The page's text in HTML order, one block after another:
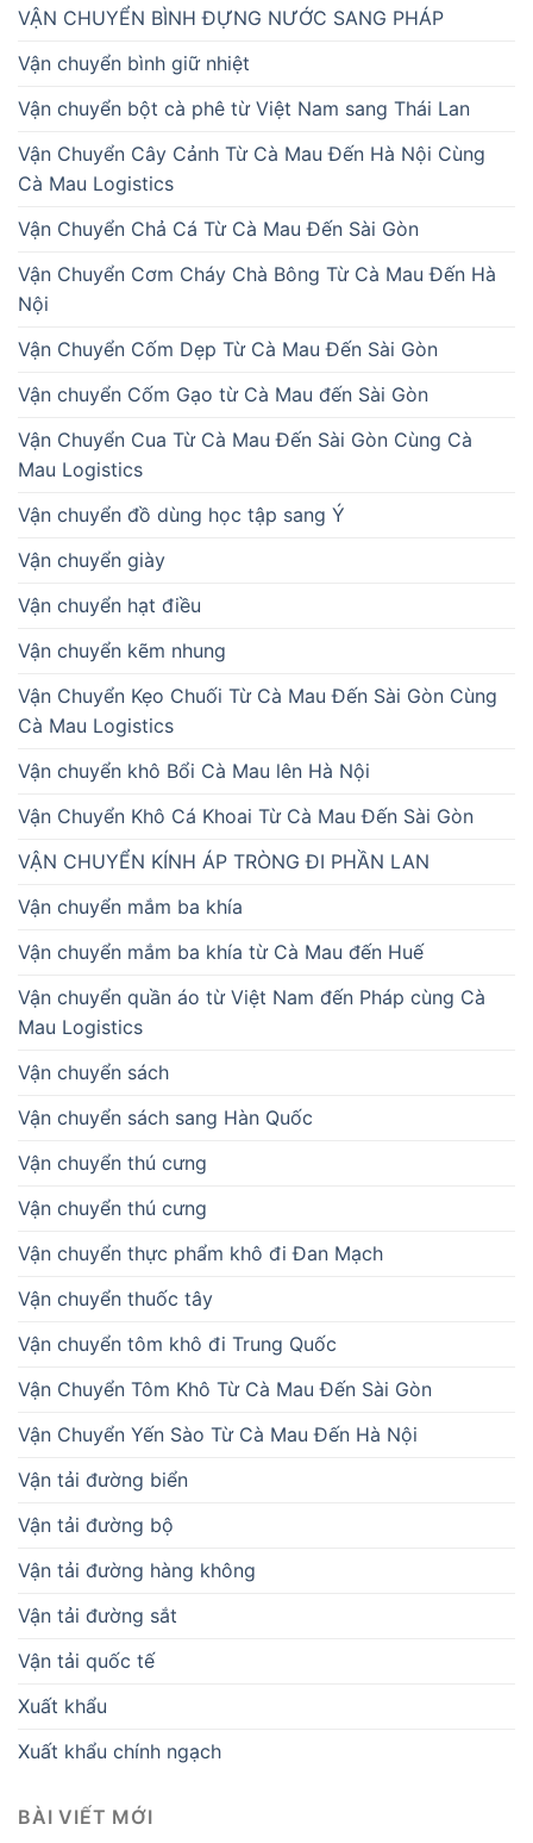
VẬN CHUYỂN BÌNH ĐỰNG NƯỚC SANG PHÁP
Vận chuyển bình giữ nhiệt
Vận chuyển bột cà phê từ Việt Nam sang Thái Lan
Vận Chuyển Cây Cảnh Từ Cà Mau Đến Hà Nội Cùng
Cà Mau Logistics
Vận Chuyển Chả Cá Từ Cà Mau Đến Sài Gòn
Vận Chuyển Cơm Cháy Chà Bông Từ Cà Mau Đến Hà
Nội
Vận Chuyển Cốm Dẹp Từ Cà Mau Đến Sài Gòn
Vận chuyển Cốm Gạo từ Cà Mau đến Sài Gòn
Vận Chuyển Cua Từ Cà Mau Đến Sài Gòn Cùng Cà
Mau Logistics
Vận chuyển đồ dùng học tập sang Ý
Vận chuyển giày
Vận chuyển hạt điều
Vận chuyển kẽm nhung
Vận Chuyển Kẹo Chuối Từ Cà Mau Đến Sài Gòn Cùng
Cà Mau Logistics
Vận chuyển khô Bổi Cà Mau lên Hà Nội
Vận Chuyển Khô Cá Khoai Từ Cà Mau Đến Sài Gòn
VẬN CHUYỂN KÍNH ÁP TRÒNG ĐI PHẦN LAN
Vận chuyển mắm ba khía
Vận chuyển mắm ba khía từ Cà Mau đến Huế
Vận chuyển quần áo từ Việt Nam đến Pháp cùng Cà
Mau Logistics
Vận chuyển sách
Vận chuyển sách sang Hàn Quốc
Vận chuyển thú cưng
Vận chuyển thú cưng
Vận chuyển thực phẩm khô đi Đan Mạch
Vận chuyển thuốc tây
Vận chuyển tôm khô đi Trung Quốc
Vận Chuyển Tôm Khô Từ Cà Mau Đến Sài Gòn
Vận Chuyển Yến Sào Từ Cà Mau Đến Hà Nội
Vận tải đường biển
Vận tải đường bộ
Vận tải đường hàng không
Vận tải đường sắt
Vận tải quốc tế
Xuất khẩu
Xuất khẩu chính ngạch
BÀI VIẾT MỚI